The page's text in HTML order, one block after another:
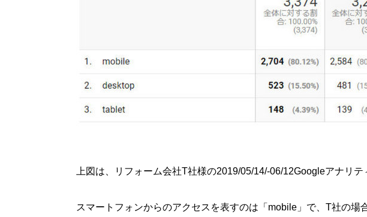
上図は、リフォーム会社T社様の2019/05/14/-06/12Googleアナリテ
スマートフォンからのアクセスを表すのは「mobile」で、T社の場